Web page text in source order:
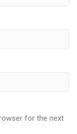
for the next